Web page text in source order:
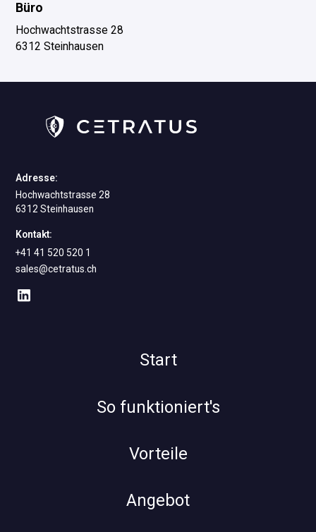
Büro
Hochwachtstrasse 28
6312 Steinhausen
Adresse:
Hochwachtstrasse 28
6312 Steinhausen
Kontakt:
+41 41 520 520 1
sales@cetratus.ch
Start
So funktioniert's
Vorteile
Angebot